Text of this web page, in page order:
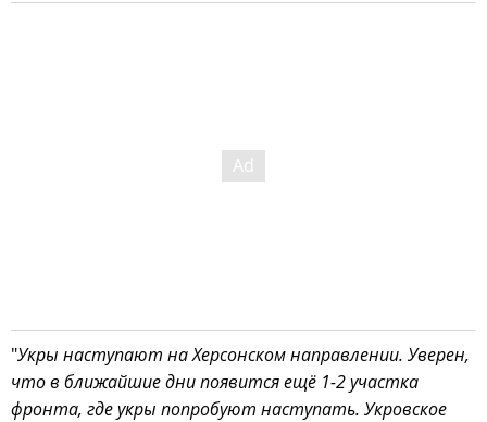
"Укры наступают на Херсонском направлении. Уверен,
что в ближайшие дни появится ещё 1-2 участка
фронта, где укры попробуют наступать. Укровское